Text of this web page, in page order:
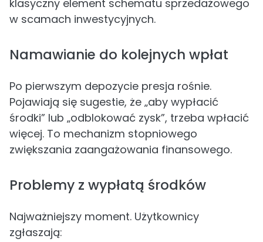
klasyczny element schematu sprzedażowego
w scamach inwestycyjnych.
Namawianie do kolejnych wpłat
Po pierwszym depozycie presja rośnie.
Pojawiają się sugestie, że „aby wypłacić
środki” lub „odblokować zysk”, trzeba wpłacić
więcej. To mechanizm stopniowego
zwiększania zaangażowania finansowego.
Problemy z wypłatą środków
Najważniejszy moment. Użytkownicy
zgłaszają: